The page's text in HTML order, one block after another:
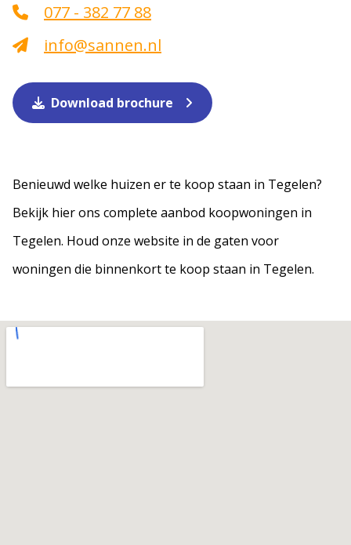
077 - 382 77 88
info@sannen.nl
Download brochure
Benieuwd welke huizen er te koop staan in Tegelen?
Bekijk hier ons complete aanbod koopwoningen in
Tegelen. Houd onze website in de gaten voor
woningen die binnenkort te koop staan in Tegelen.